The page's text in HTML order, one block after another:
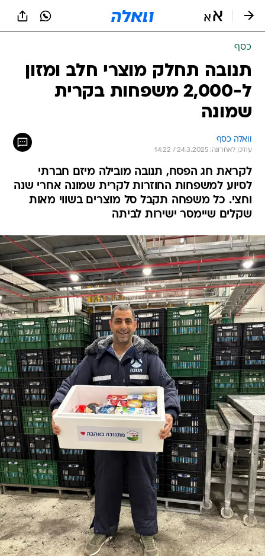
כסף
תנובה תחלק מוצרי חלב ומזון
ל-2,000 משפחות בקרית
שמונה
וואלה כסף
עודכן לאחרונה: 24.3.2025 / 14:22
לקראת חג הפסח, תנובה מובילה מיזם חברתי
לסיוע למשפחות החוזרות לקרית שמונה אחרי שנה
וחצי. כל משפחה תקבל סל מוצרים בשווי מאות
שקלים שיימסר ישירות לביתה